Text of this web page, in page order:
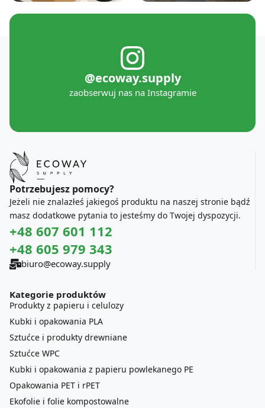
@ecoway.supply
zaobserwuj nas na Instagramie
Potrzebujesz pomocy?
Jeżeli nie znalazłeś jakiegoś produktu na naszej stronie bądź
masz dodatkowe pytania to jesteśmy do Twojej dyspozycji.
+48 607 601 112
+48 605 979 343
biuro@ecoway.supply
Kategorie produktów
Produkty z papieru i celulozy
Kubki i opakowania PLA
Sztućce i produkty drewniane
Sztućce WPC
Kubki i opakowania z papieru powlekanego PE
Opakowania PET i rPET
Ekofolie i folie kompostowalne